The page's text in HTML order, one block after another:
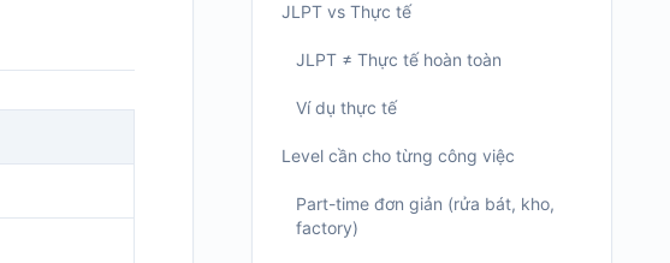
JLPT vs Thực tế
JLPT ≠ Thực tế hoàn toàn
Ví dụ thực tế
Level cần cho từng công việc
Part-time đơn giản (rửa bát, kho,
factory)